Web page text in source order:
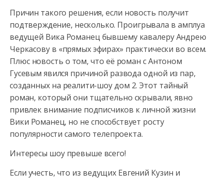
Причин такого решения, если новость получит
подтверждение, несколько. Проигрывала в амплуа
ведущей Вика Романец бывшему кавалеру Андрею
Черкасову в «прямых эфирах» практически во всем.
Плюс новость о том, что её роман с Антоном
Гусевым явился причиной развода одной из пар,
созданных на реалити-шоу дом 2. Этот тайный
роман, который они тщательно скрывали, явно
привлек внимание подписчиков к личной жизни
Вики Романец, но не способствует росту
популярности самого телепроекта.
Интересы шоу превыше всего!
Если учесть, что из ведущих Евгений Кузин и